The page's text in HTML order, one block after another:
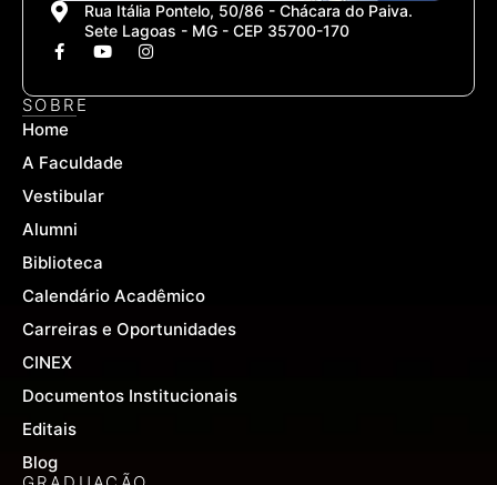
Rua Itália Pontelo, 50/86 - Chácara do Paiva.
Sete Lagoas - MG - CEP 35700-170
F
a
e
b
o
k
f
Y
t
I
n
t
SOBRE
Home
A Faculdade
Vestibular
Alumni
Biblioteca
Calendário Acadêmico
Carreiras e Oportunidades
CINEX
Documentos Institucionais
Editais
Blog